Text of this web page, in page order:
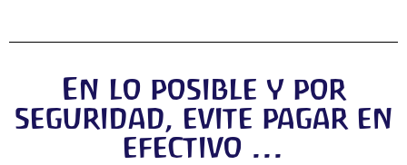
En lo posible y por
seguridad, evite pagar en
efectivo ...